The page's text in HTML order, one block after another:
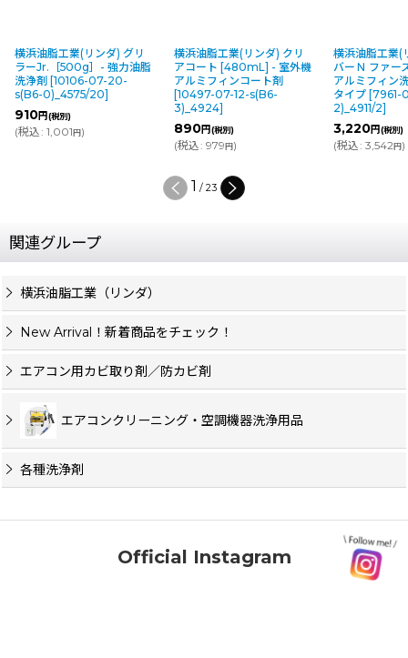
横浜油脂工業(リンダ) グリ
ラーJr.［500g］- 強力油脂
洗浄剤 [10106-07-20-
s(B6-0)_4575/20]
910円(税別)
(税込: 1,001円)
横浜油脂工業(リンダ) クリ
アコート [480mL] - 室外機
アルミフィンコート剤
[10497-07-12-s(B6-
3)_4924]
890円(税別)
(税込: 979円)
横浜油脂工業(
バーＮ ファー
アルミフィン
タイプ [7961-
2)_4911/2]
3,220円(税別)
(税込: 3,542円)
1 / 23
関連グループ
横浜油脂工業（リンダ）
New Arrival！新着商品をチェック！
エアコン用カビ取り剤／防カビ剤
エアコンクリーニング・空調機器洗浄用品
各種洗浄剤
Official Instagram